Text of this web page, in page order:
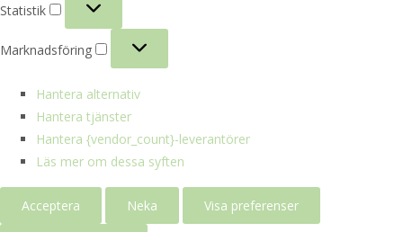
Statistik
Marknadsföring
Hantera alternativ
Hantera tjänster
Hantera {vendor_count}-leverantörer
Läs mer om dessa syften
Acceptera Neka Visa preferenser